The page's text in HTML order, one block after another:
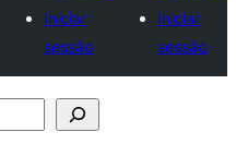
Iniciar
sessão
Iniciar
sessão